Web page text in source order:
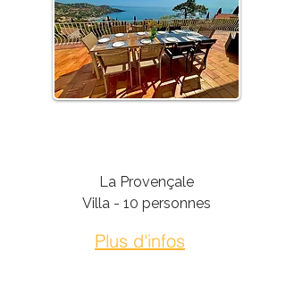
La Provençale
Villa - 10 personnes
Plus d'infos